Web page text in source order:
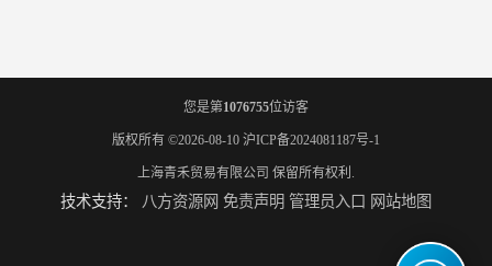
您是第1076755位访客
版权所有 ©2026-08-10 沪ICP备2024081187号-1
上海青禾贸易有限公司 保留所有权利.
技术支持： 八方资源网 免责声明 管理员入口 网站地图